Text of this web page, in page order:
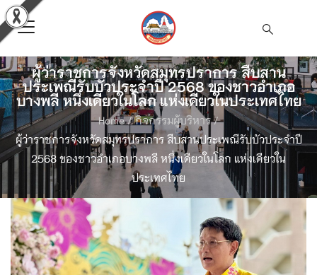
ผู้ว่าราชการจังหวัดสมุทรปราการ สืบสาน
ประเพณีรับบัวประจำปี 2568 ของชาวอำเภอ
บางพลี หนึ่งเดียวในโลก แห่งเดียวในประเทศไทย
Home/ กิจกรรมผู้บริหาร/
ผู้ว่าราชการจังหวัดสมุทรปราการ สืบสานประเพณีรับบัวประจำปี
2568 ของชาวอำเภอบางพลี หนึ่งเดียวในโลก แห่งเดียวใน
ประเทศไทย